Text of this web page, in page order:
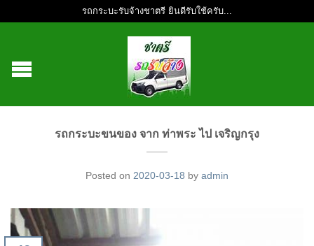
รถกระบะรับจ้างชาตรี ยินดีรับใช้ครับ...
รถกระบะขนของ จาก ท่าพระ ไป เจริญกรุง
Posted on 2020-03-18 by admin